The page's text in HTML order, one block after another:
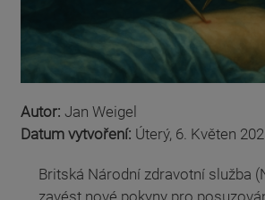
Autor: Jan Weigel
Datum vytvoření: Úterý, 6. Květen
Britská Národní zdravotní služba
zavést nové pokyny pro